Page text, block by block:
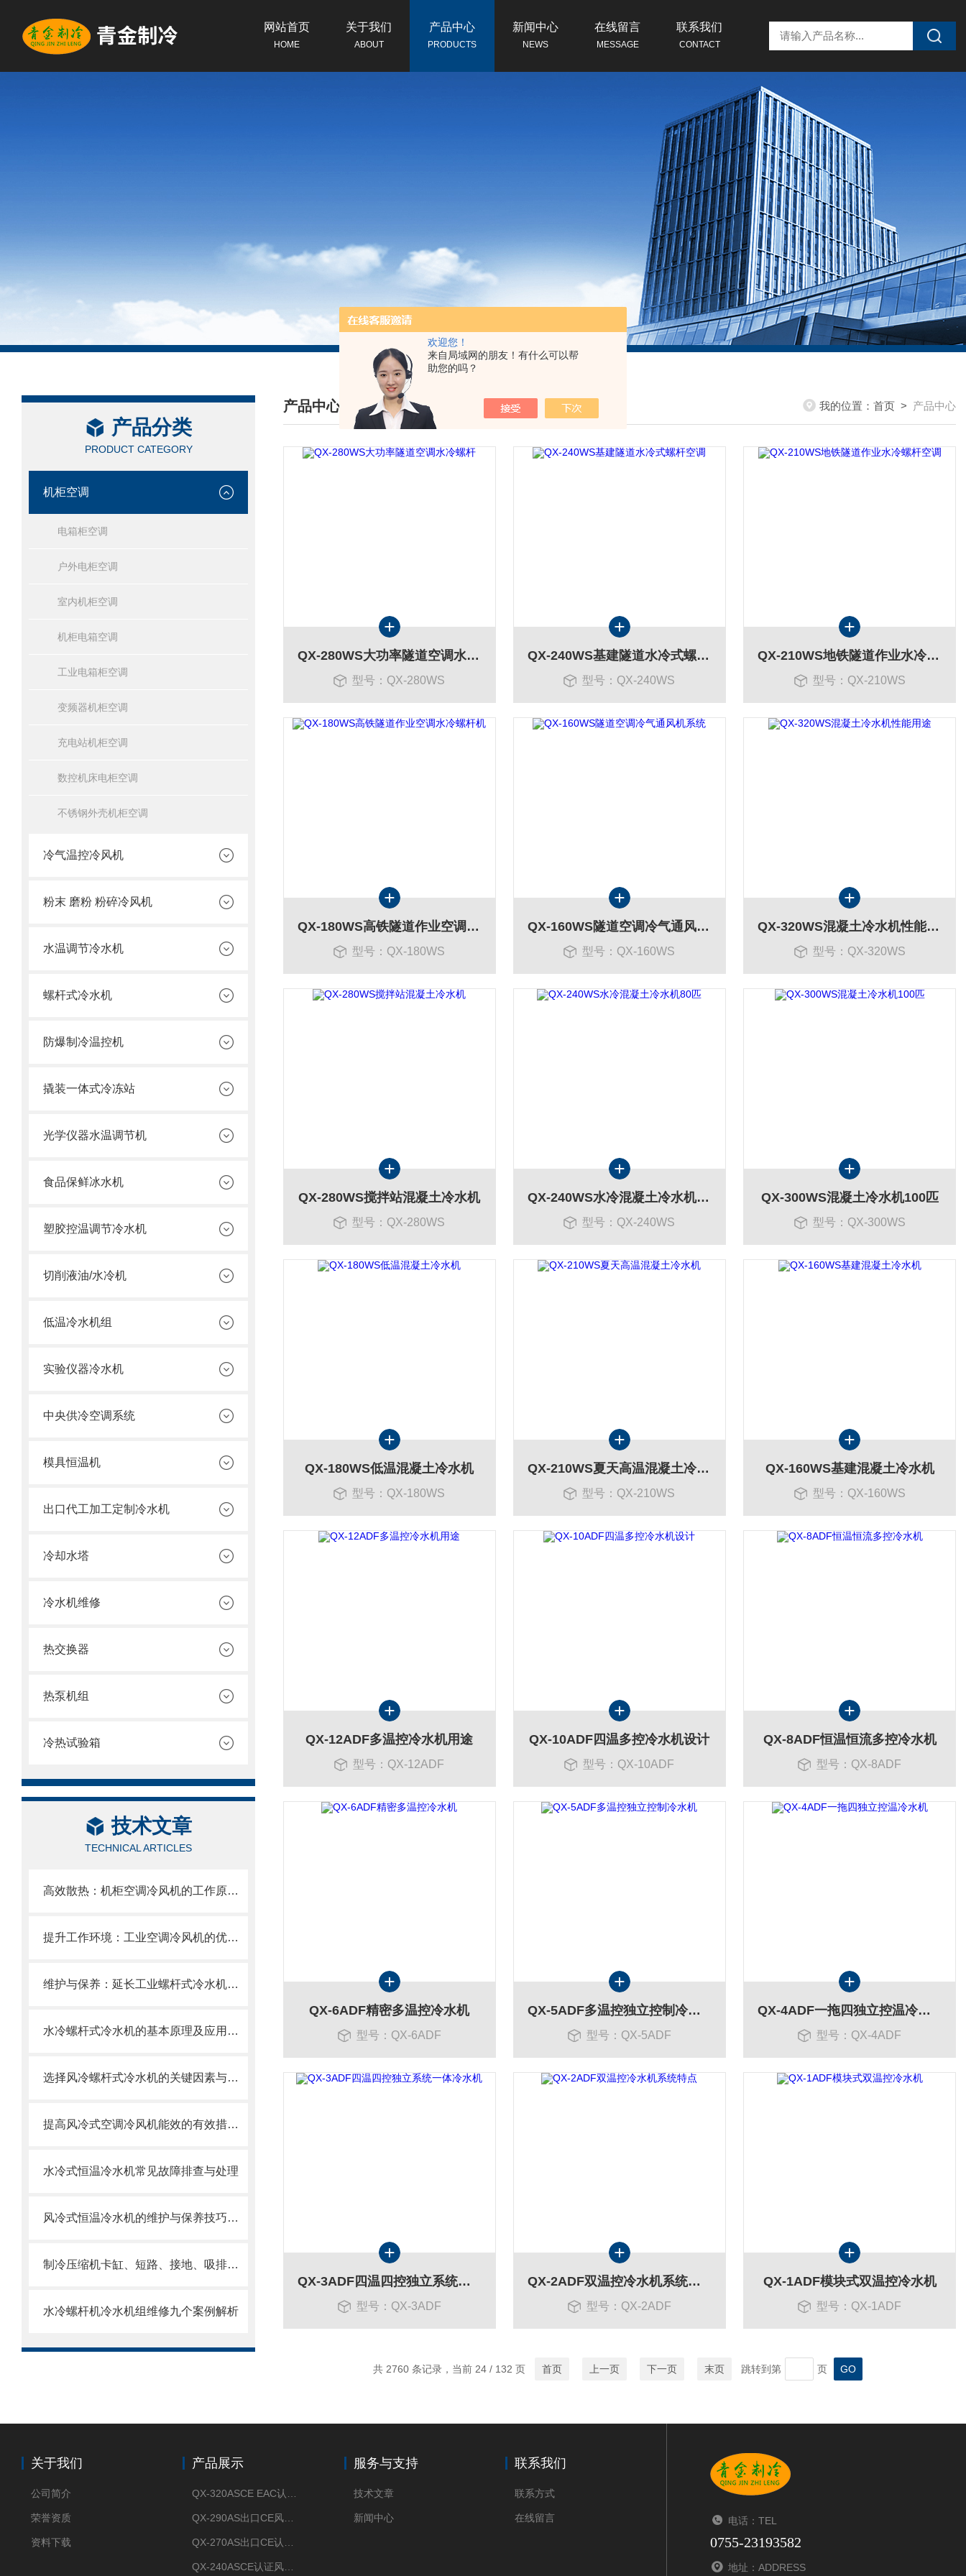
欢迎您！
来自局域网的朋友！有什么可以帮
助您的吗？
网站首页
HOME
关于我们
ABOUT
产品中心
PRODUCTS
新闻中心
NEWS
在线留言
MESSAGE
联系我们
CONTACT
产品分类
PRODUCT CATEGORY
机柜空调
电箱柜空调
户外电柜空调
室内机柜空调
机柜电箱空调
工业电箱柜空调
变频器机柜空调
充电站机柜空调
数控机床电柜空调
不锈钢外壳机柜空调
冷气温控冷风机
粉末 磨粉 粉碎冷风机
水温调节冷水机
螺杆式冷水机
防爆制冷温控机
撬装一体式冷冻站
光学仪器水温调节机
食品保鲜冰水机
塑胶控温调节冷水机
切削液油/水冷机
低温冷水机组
实验仪器冷水机
中央供冷空调系统
模具恒温机
出口代工加工定制冷水机
冷却水塔
冷水机维修
热交换器
热泵机组
冷热试验箱
技术文章
TECHNICAL ARTICLES
高效散热：机柜空调冷风机的工作原理与优势
提升工作环境：工业空调冷风机的优势与应用
维护与保养：延长工业螺杆式冷水机使用寿命的秘诀
水冷螺杆式冷水机的基本原理及应用领域概述
选择风冷螺杆式冷水机的关键因素与建议
提高风冷式空调冷风机能效的有效措施说明
水冷式恒温冷水机常见故障排查与处理
风冷式恒温冷水机的维护与保养技巧分析
制冷压缩机卡缸、短路、接地、吸排气能力检查方法
水冷螺杆机冷水机组维修九个案例解析
产品中心
/ PRODUCTS CENTER
我的位置： 首页 > 产品中心
QX-280WS大功率隧道空调水冷螺杆
型号：QX-280WS
QX-240WS基建隧道水冷式螺杆空调
型号：QX-240WS
QX-210WS地铁隧道作业水冷螺杆空调
型号：QX-210WS
QX-180WS高铁隧道作业空调水冷螺杆机
型号：QX-180WS
QX-160WS隧道空调冷气通风机系统
型号：QX-160WS
QX-320WS混凝土冷水机性能用途
型号：QX-320WS
QX-280WS搅拌站混凝土冷水机
型号：QX-280WS
QX-240WS水冷混凝土冷水机80匹
型号：QX-240WS
QX-300WS混凝土冷水机100匹
型号：QX-300WS
QX-180WS低温混凝土冷水机
型号：QX-180WS
QX-210WS夏天高温混凝土冷水机
型号：QX-210WS
QX-160WS基建混凝土冷水机
型号：QX-160WS
QX-12ADF多温控冷水机用途
型号：QX-12ADF
QX-10ADF四温多控冷水机设计
型号：QX-10ADF
QX-8ADF恒温恒流多控冷水机
型号：QX-8ADF
QX-6ADF精密多温控冷水机
型号：QX-6ADF
QX-5ADF多温控独立控制冷水机
型号：QX-5ADF
QX-4ADF一拖四独立控温冷水机
型号：QX-4ADF
QX-3ADF四温四控独立系统一体冷水机
型号：QX-3ADF
QX-2ADF双温控冷水机系统特点
型号：QX-2ADF
QX-1ADF模块式双温控冷水机
型号：QX-1ADF
共 2760 条记录，当前 24 / 132 页 首页 上一页 下一页 末页 跳转到第 页
关于我们
公司简介
荣誉资质
资料下载
产品展示 服务与支持
技术文章
新闻中心
联系我们
联系方式
在线留言 电话：TEL
0755-23193582
地址：ADDRESS